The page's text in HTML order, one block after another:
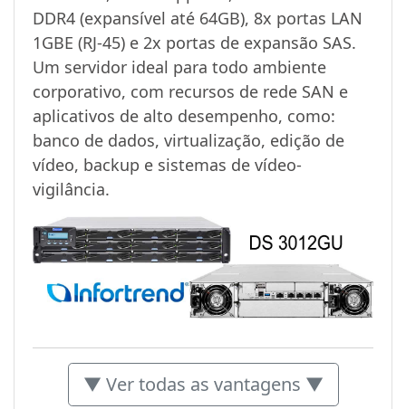
DDR4 (expansível até 64GB), 8x portas LAN
1GBE (RJ-45) e 2x portas de expansão SAS.
Um servidor ideal para todo ambiente
corporativo, com recursos de rede SAN e
aplicativos de alto desempenho, como:
banco de dados, virtualização, edição de
vídeo, backup e sistemas de vídeo-
vigilância.
▼ Ver todas as vantagens ▼